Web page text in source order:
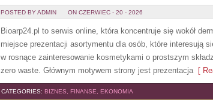
POSTED BY ADMIN ON CZERWIEC - 20 - 2026
Bioarp24.pl to serwis online, która koncentruje się wokół
miejsce prezentacji asortymentu dla osób, które interesują
w rosnące zainteresowanie kosmetykami o prostszym
zero waste. Głównym motywem strony jest prezentacja[
CATEGORIES: BIZNES, FINANSE, EKONOMIA